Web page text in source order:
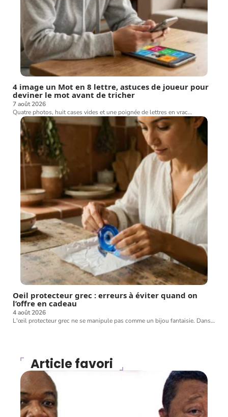
4 image un Mot en 8 lettre, astuces de joueur pour
deviner le mot avant de tricher
7 août 2026
Quatre photos, huit cases vides et une poignée de lettres en vrac…
Oeil protecteur grec : erreurs à éviter quand on
l’offre en cadeau
4 août 2026
L'œil protecteur grec ne se manipule pas comme un bijou fantaisie. Dans…
Article favori